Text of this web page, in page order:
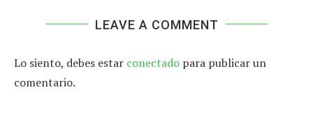
LEAVE A COMMENT
Lo siento, debes estar conectado para publicar un
comentario.